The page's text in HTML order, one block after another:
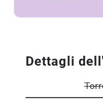
Dettagli